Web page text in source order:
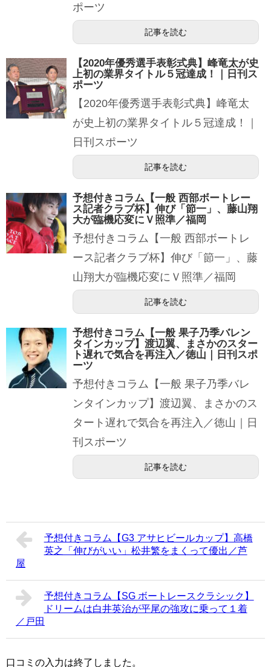
ポーツ
記事を読む
【2020年優秀選手表彰式典】峰竜太が史
上初の業界タイトル５冠達成！｜日刊ス
ポーツ
【2020年優秀選手表彰式典】峰竜太
が史上初の業界タイトル５冠達成！｜
日刊スポーツ
記事を読む
予想付きコラム【一般 西部ボートレー
ス記者クラブ杯】伸び「節一」、藤山翔
大が臨機応変にＶ照準／福岡
予想付きコラム【一般 西部ボートレ
ース記者クラブ杯】伸び「節一」、藤
山翔大が臨機応変にＶ照準／福岡
記事を読む
予想付きコラム【一般 果子乃季バレン
タインカップ】渡辺翼、まさかのスター
ト遅れで気合を再注入／徳山｜日刊スポ
ーツ
予想付きコラム【一般 果子乃季バレ
ンタインカップ】渡辺翼、まさかのス
タート遅れで気合を再注入／徳山｜日
刊スポーツ
記事を読む
予想付きコラム【G3 アサヒビールカップ】高橋
英之「伸びがいい」松井繁をまくって優出／芦
屋
予想付きコラム【SG ボートレースクラシック】
ドリームは白井英治が平尾の強攻に乗って１着
／戸田
口コミの入力は終了しました。